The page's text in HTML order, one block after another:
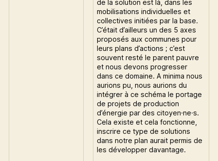
de la solution est là, dans les
mobilisations individuelles et
collectives initiées par la base.
C’était d’ailleurs un des 5 axes
proposés aux communes pour
leurs plans d’actions ; c’est
souvent resté le parent pauvre
et nous devons progresser
dans ce domaine. A minima nous
aurions pu, nous aurions du
intégrer à ce schéma le portage
de projets de production
d’énergie par des citoyen·ne·s.
Cela existe et cela fonctionne,
inscrire ce type de solutions
dans notre plan aurait permis de
les développer davantage.